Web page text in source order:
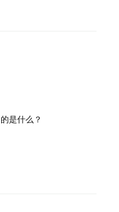
是什么？